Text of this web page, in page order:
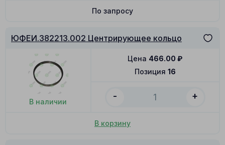
По запросу
ЮФЕИ.382213.002 Центрирующее кольцо
В наличии
Позиция 16
Цена 466.00 ₽
- +
В корзину